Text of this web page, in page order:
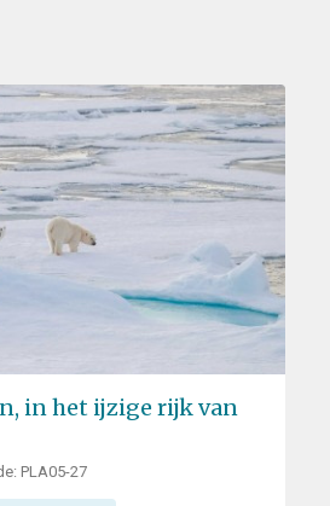
in het ijzige rijk van
PLA05-27